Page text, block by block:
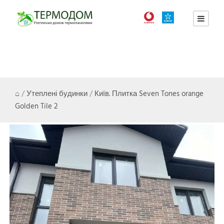
⌂ /Утеплені будинки/Київ. Плитка Seven Tones orange
Golden Tile 2